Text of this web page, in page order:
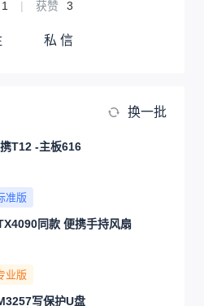
1 | 获赞 3
私 信
换一批
T12 -主板616
准版
同款 便携手持风扇
业版
写保护U盘